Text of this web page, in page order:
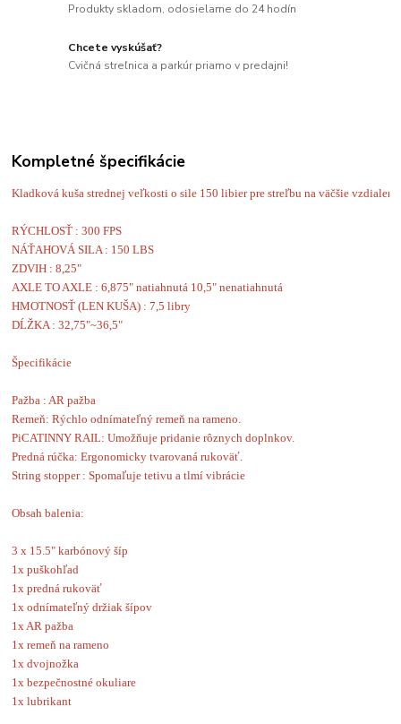
Produkty skladom, odosielame do 24 hodín
Chcete vyskúšať?
Cvičná streľnica a parkúr priamo v predajni!
Kompletné špecifikácie
Kladková kuša strednej veľkosti o sile 150 libier pre streľbu na väčšie
RÝCHLOSŤ : 300 FPS
NÁŤAHOVÁ SILA : 150 LBS
ZDVIH : 8,25"
AXLE TO AXLE : 6,875" natiahnutá 10,5" nenatiahnutá
HMOTNOSŤ (LEN KUŠA) : 7,5 libry
DĹŽKA : 32,75"~36,5"
Špecifikácie
Pažba : AR pažba
Remeň: Rýchlo odnímateľný remeň na rameno.
PiCATINNY RAIL: Umožňuje pridanie rôznych doplnkov.
Predná rúčka: Ergonomicky tvarovaná rukoväť.
String stopper : Spomaľuje tetivu a tlmí vibrácie
Obsah balenia:
3 x 15.5" karbónový šíp
1x puškohľad
1x predná rukoväť
1x odnímateľný držiak šípov
1x AR pažba
1x remeň na rameno
1x dvojnožka
1x bezpečnostné okuliare
1x lubrikant